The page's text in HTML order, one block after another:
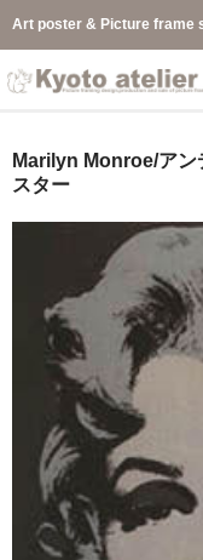
Art poster & Picture frame
フレーム一覧
カラー別
イメージ別
フレーム幅別
価格コード別
こどもさくひんフレ
幅広マット付額縁フ
マット付額縁フレ
Marilyn Monroe/ア
スター